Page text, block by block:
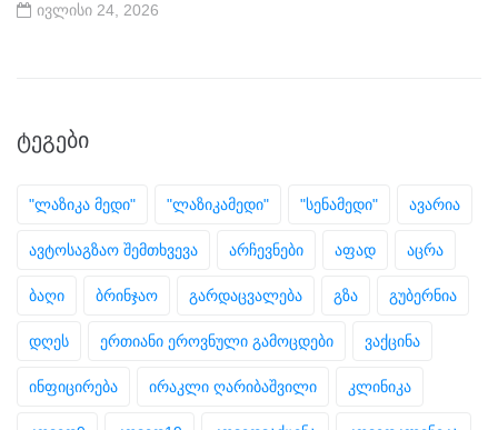
ივლისი 24, 2026
ᲢᲔᲒᲔᲑᲘ
"ლაზიკა მედი" "ლაზიკამედი" "სენამედი" ავარია
ავტოსაგზაო შემთხვევა არჩევნები აფად აცრა
ბაღი ბრინჯაო გარდაცვალება გზა გუბერნია
დღეს ერთიანი ეროვნული გამოცდები ვაქცინა
ინფიცირება ირაკლი ღარიბაშვილი კლინიკა